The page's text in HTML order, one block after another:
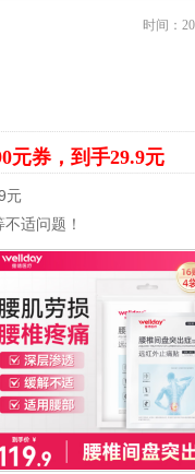
时间：
元券，到手29.9元
元
适问题！